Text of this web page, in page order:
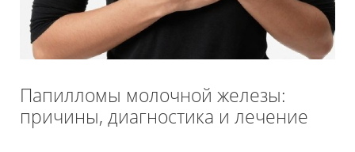
Папилломы молочной железы:
причины, диагностика и лечение